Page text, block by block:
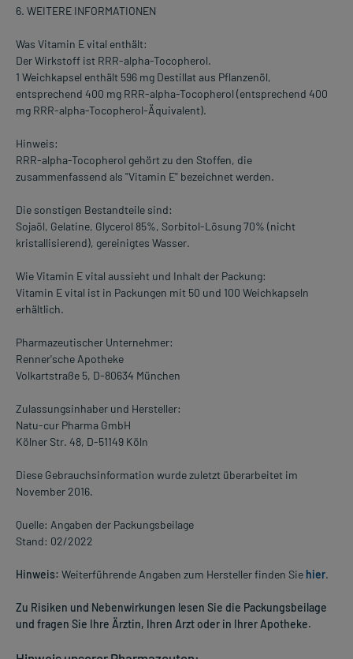
6. WEITERE INFORMATIONEN
Was Vitamin E vital enthält:
Der Wirkstoff ist RRR-alpha-Tocopherol.
1 Weichkapsel enthält 596 mg Destillat aus Pflanzenöl,
entsprechend 400 mg RRR-alpha-Tocopherol (entsprechend 400
mg RRR-alpha-Tocopherol-Äquivalent).
Hinweis:
RRR-alpha-Tocopherol gehört zu den Stoffen, die
zusammenfassend als "Vitamin E" bezeichnet werden.
Die sonstigen Bestandteile sind:
Sojaöl, Gelatine, Glycerol 85%, Sorbitol-Lösung 70% (nicht
kristallisierend), gereinigtes Wasser.
Wie Vitamin E vital aussieht und Inhalt der Packung:
Vitamin E vital ist in Packungen mit 50 und 100 Weichkapseln
erhältlich.
Pharmazeutischer Unternehmer:
Renner'sche Apotheke
Volkartstraße 5, D-80634 München
Zulassungsinhaber und Hersteller:
Natu-cur Pharma GmbH
Kölner Str. 48, D-51149 Köln
Diese Gebrauchsinformation wurde zuletzt überarbeitet im
November 2016.
Quelle: Angaben der Packungsbeilage
Stand: 02/2022
Hinweis: Weiterführende Angaben zum Hersteller finden Sie hier.
Zu Risiken und Nebenwirkungen lesen Sie die Packungsbeilage
und fragen Sie Ihre Ärztin, Ihren Arzt oder in Ihrer Apotheke.